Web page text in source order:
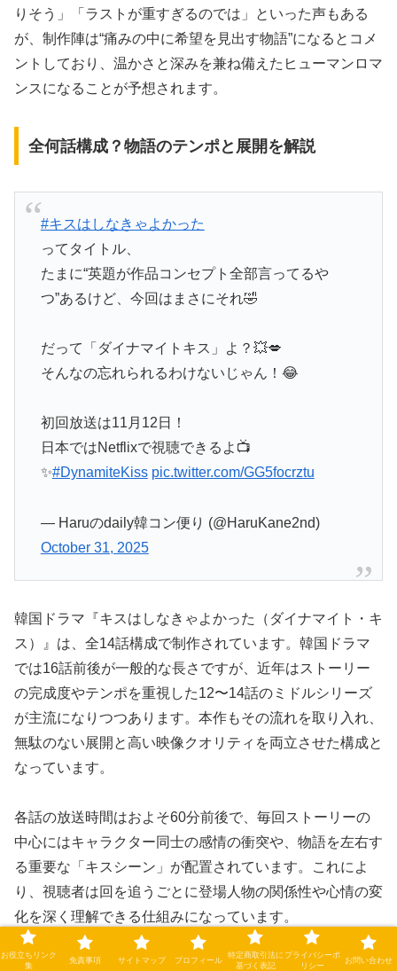
りそう」「ラストが重すぎるのでは」といった声もある
が、制作陣は“痛みの中に希望を見出す物語”になるとコメ
ントしており、温かさと深みを兼ね備えたヒューマンロマ
ンスになることが予想されます。
全何話構成？物語のテンポと展開を解説
#キスはしなきゃよかった
ってタイトル、
たまに“英題が作品コンセプト全部言ってるや
つ”あるけど、今回はまさにそれ🤣
だって「ダイナマイトキス」よ？💥💋
そんなの忘れられるわけないじゃん！😂
初回放送は11月12日！
日本ではNetflixで視聴できるよ📺
✨#DynamiteKiss pic.twitter.com/GG5focrztu
— Haruのdaily韓コン便り (@HaruKane2nd)
October 31, 2025
韓国ドラマ『キスはしなきゃよかった（ダイナマイト・キ
ス）』は、全14話構成で制作されています。韓国ドラマ
では16話前後が一般的な長さですが、近年はストーリー
の完成度やテンポを重視した12〜14話のミドルシリーズ
が主流になりつつあります。本作もその流れを取り入れ、
無駄のない展開と高い映像クオリティを両立させた構成と
なっています。
各話の放送時間はおよそ60分前後で、毎回ストーリーの
中心にはキャラクター同士の感情の衝突や、物語を左右す
る重要な「キスシーン」が配置されています。これによ
り、視聴者は回を追うごとに登場人物の関係性や心情の変
化を深く理解できる仕組みになっています。
一方で、14話という限られた話数の中で物語が進むた
お役立ちリンク
集
免責事項 サイトマップ プロフィール
特定商取引法に
基づく表記
プライバシーポ
リシー
お問い合わせ